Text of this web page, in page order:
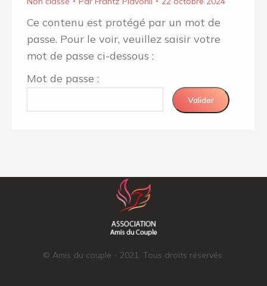
Ce contenu est protégé par un mot de
passe. Pour le voir, veuillez saisir votre
mot de passe ci-dessous :
Mot de passe :
© Amis du couple - 2021. Tous droits réservés.